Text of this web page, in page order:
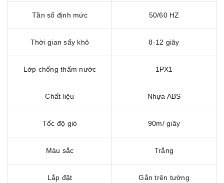
Tần số định mức 50/60 HZ
Thời gian sấy khô 8-12 giây
Lớp chống thấm nước 1PX1
Chất liệu Nhựa ABS
Tốc độ gió 90m/ giây
Màu sắc Trắng
Lắp đặt Gắn trên tường